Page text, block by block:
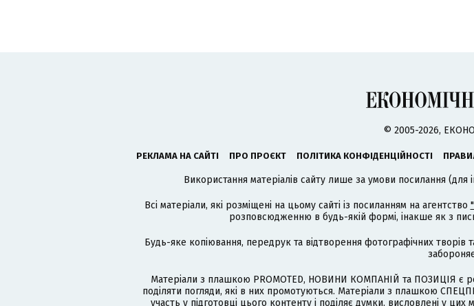
© 2005-2026,
РЕКЛАМА НА САЙТІ ПРО ПРОЄКТ ПОЛІТИКА КОНФІДЕНЦІЙНОСТІ
Використання матеріалів сайту лише за умови посилання
Всі матеріали, які розміщені на цьому сайті із посиланням на агентство
розповсюдженню в будь-якій формі, інакше як з
Будь-яке копіювання, передрук та відтворення фотографічних творів
Матеріали з плашкою PROMOTED, НОВИНИ КОМПАНІЙ та ПОЗИЦІЯ є
поділяти погляди, які в них промотуються. Матеріали з плашкою
участь у підготовці цього контенту і поділяє думки, висловлені у цих